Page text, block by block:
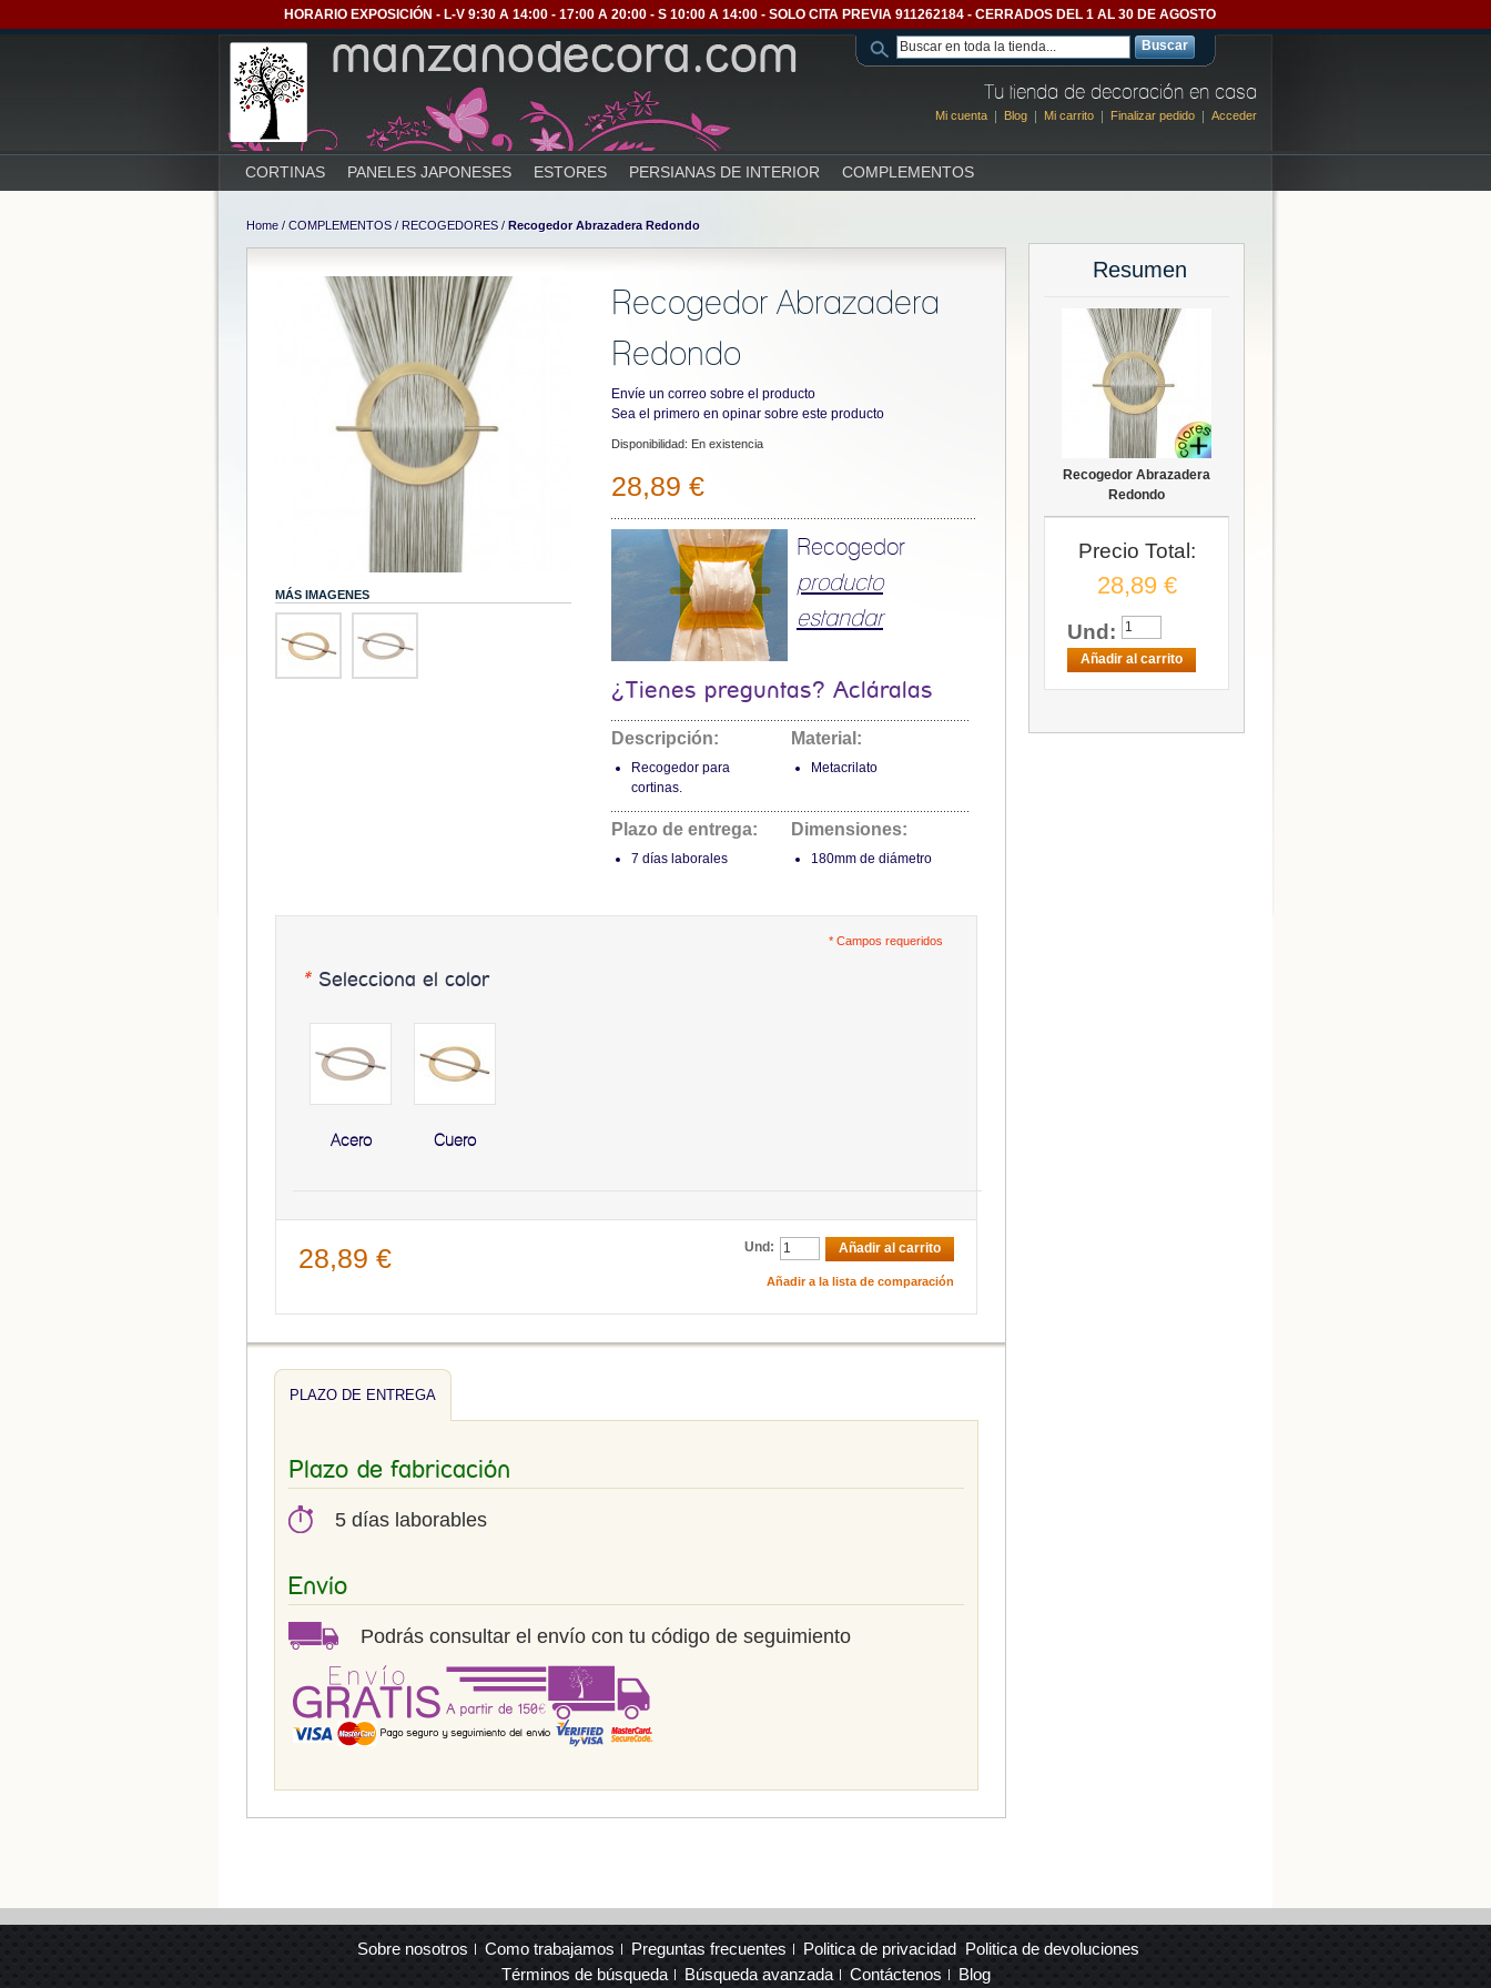
HORARIO EXPOSICIÓN - L-V 9:30 A 14:00 - 17:00 A 20:00 - S 10:00 A 14:00 - SOLO CITA PREVIA 911262184 - CERRADOS DEL 1 AL 30 DE AGOSTO
Buscar
Tu tienda de decoración en casa
Mi cuenta Blog Mi carrito Finalizar pedido Acceder
CORTINAS PANELES JAPONESES ESTORES PERSIANAS DE INTERIOR COMPLEMENTOS
Home /COMPLEMENTOS / RECOGEDORES /Recogedor Abrazadera Redondo
Recogedor Abrazadera
Redondo
Envíe un correo sobre el producto
Sea el primero en opinar sobre este producto
Disponibilidad: En existencia
28,89 €
Recogedor
producto
estandar
¿Tienes preguntas? Acláralas
Descripción:
Recogedor para
cortinas.
Material:
Metacrilato
Plazo de entrega:
7 días laborales
Dimensiones:
180mm de diámetro
MÁS IMAGENES
* Selecciona el color
Acero Cuero
* Campos requeridos
28,89 € Und: Añadir al carrito
Añadir a la lista de comparación
PLAZO DE ENTREGA
Plazo de fabricación
5 días laborables
Envío
Podrás consultar el envío con tu código de seguimiento
Resumen
Recogedor Abrazadera
Redondo
Precio Total:
28,89 €
Und:
Añadir al carrito
Sobre nosotros Como trabajamos Preguntas frecuentes Politica de privacidad Politica de devoluciones
Términos de búsqueda
Búsqueda avanzada Contáctenos Blog